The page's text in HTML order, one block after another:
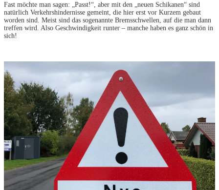
Fast möchte man sagen: „Passt!“, aber mit den „neuen Schikanen“ sind
natürlich Verkehrshindernisse gemeint, die hier erst vor Kurzem gebaut
worden sind. Meist sind das sogenannte Bremsschwellen, auf die man dann
treffen wird. Also Geschwindigkeit runter – manche haben es ganz schön in
sich!